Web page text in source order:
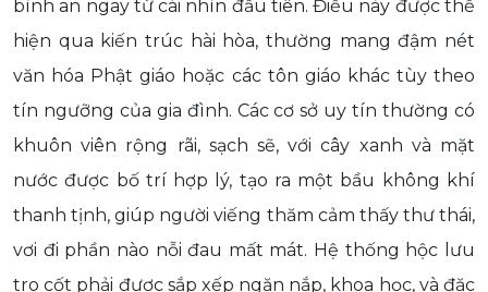
bình an ngay từ cái nhìn đầu tiên. Điều này được thể
hiện qua kiến trúc hài hòa, thường mang đậm nét
văn hóa Phật giáo hoặc các tôn giáo khác tùy theo
tín ngưỡng của gia đình. Các cơ sở uy tín thường có
khuôn viên rộng rãi, sạch sẽ, với cây xanh và mặt
nước được bố trí hợp lý, tạo ra một bầu không khí
thanh tịnh, giúp người viếng thăm cảm thấy thư thái,
vơi đi phần nào nỗi đau mất mát. Hệ thống hộc lưu
tro cốt phải được sắp xếp ngăn nắp, khoa học, và đặc